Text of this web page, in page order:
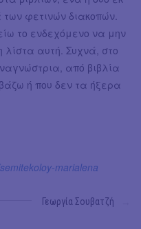
φετινών διακοπών.
το ενδεχόμενο να μην
αυτή. Συχνά, στο
από βιβλία
ή που δεν τα ήξερα
marialena
Γεωργία Σουβατζή